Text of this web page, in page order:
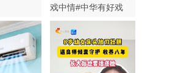
戏中情#中华有好戏